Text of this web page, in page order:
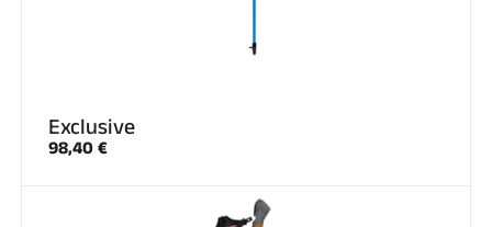
SKI TOUT TERRAIN
Exclusive
98,40 €